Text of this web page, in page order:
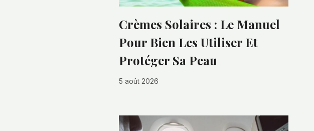
Crèmes Solaires : Le Manuel
Pour Bien Les Utiliser Et
Protéger Sa Peau
5 août 2026